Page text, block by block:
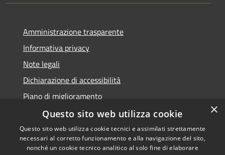
Amministrazione trasparente
Informativa privacy
Note legali
Dichiarazione di accessibilità
Piano di miglioramento
Copyright © 2026 • Comune di
×
Questo sito web utilizza cookie
Questo sito web utilizza cookie tecnici e assimilati strettamente
necessari al corretto funzionamento e alla navigazione del sito,
nonché un cookie tecnico analitico al solo fine di elaborare